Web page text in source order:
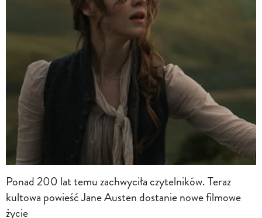
Ponad 200 lat temu zachwyciła czytelników. Teraz
kultowa powieść Jane Austen dostanie nowe filmowe
życie